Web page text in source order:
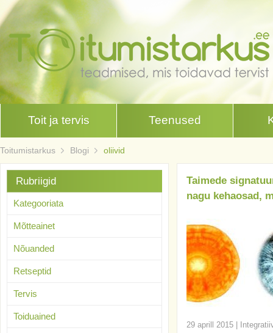
Toit ja tervis Teenused
Toitumistarkus Blogi oliivid
Taimede
nagu kehaosad,
29 aprill 2015
Rubriigid
Kategooriata
Mõtteainet
Nõuanded
Retseptid
Tervis
Toiduained